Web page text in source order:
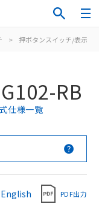
> 押ボタンスイッチ/表示灯
RB
仕様一覧
English PDF出力